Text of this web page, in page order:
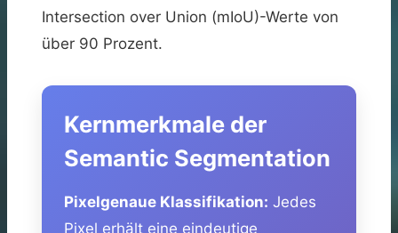
Intersection over Union (mIoU)-Werte von
über 90 Prozent.
Kernmerkmale der
Semantic Segmentation
Pixelgenaue Klassifikation: Jedes
Pixel erhält eine eindeutige